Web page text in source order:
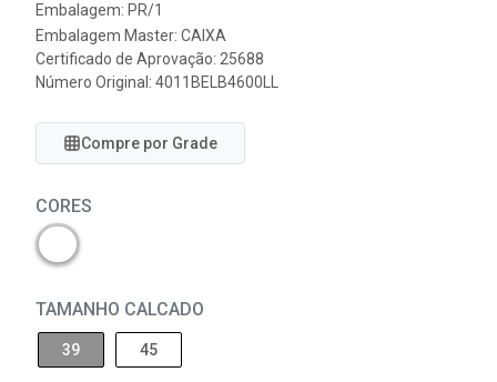
Embalagem: PR/1
Embalagem Master: CAIXA
Certificado de Aprovação: 25688
Número Original: 4011BELB4600LL
Compre por Grade
CORES
TAMANHO CALCADO
39 45